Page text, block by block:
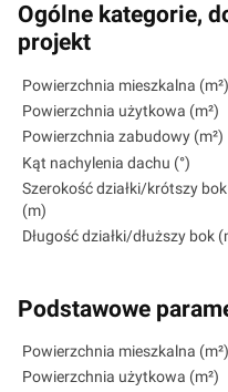
Ogólne kategorie,
projekt
Powierzchnia mieszkalna (m²)
Powierzchnia użytkowa (m²)
Powierzchnia zabudowy (m²)
Kąt nachylenia dachu (°)
Szerokość działki/krótszy bok
(m)
Długość działki/dłuższy bok
Podstawowe
Powierzchnia mieszkalna (m²)
Powierzchnia użytkowa (m²)